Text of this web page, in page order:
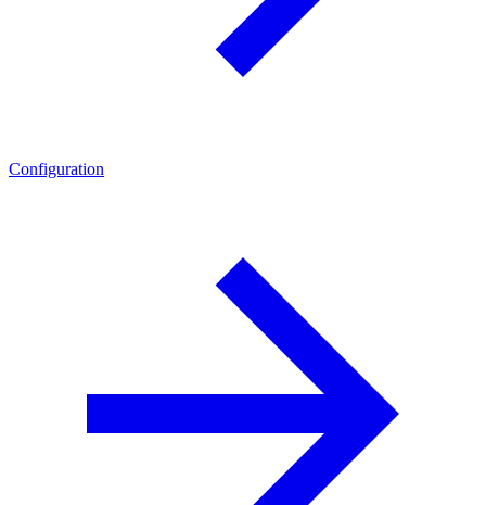
Configuration